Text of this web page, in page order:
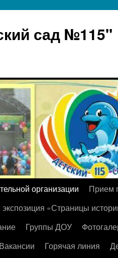
сад №115"
организации
Прием
«Страницы
Группы ДОУ
Вакансии Горячая линия